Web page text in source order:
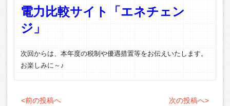
電力比較サイト「エネチェン
ジ」
次回からは、本年度の税制や優遇措置等をお伝えいたします。
お楽しみに～♪
<前の投稿へ 次の投稿へ>